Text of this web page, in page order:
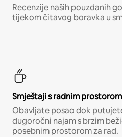
Recenzije naših pouzdanih
tijekom čitavog boravka u
Smještaji s radnim
Obavljate posao dok
dugoročni najam s brzim
posebnim prostorom za rad.